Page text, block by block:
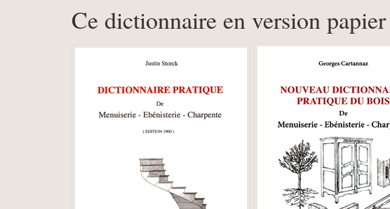
Ce dictionnaire en version papier